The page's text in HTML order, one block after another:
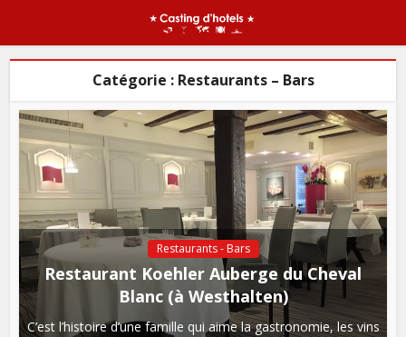
Catégorie : Restaurants – Bars
Restaurants - Bars
Restaurant Koehler Auberge du Cheval
Blanc (à Westhalten)
C’est l’histoire d’une famille qui aime la gastronomie, les vins